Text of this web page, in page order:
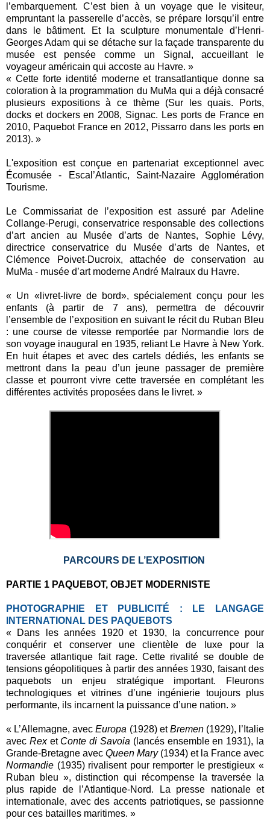
l’embarquement. C’est bien à un voyage que le visiteur,
empruntant la passerelle d’accès, se prépare lorsqu’il entre
dans le bâtiment. Et la sculpture monumentale d’Henri-
Georges Adam qui se détache sur la façade transparente du
musée est pensée comme un Signal, accueillant le
voyageur américain qui accoste au Havre. »
« Cette forte identité moderne et transatlantique donne sa
coloration à la programmation du MuMa qui a déjà consacré
plusieurs expositions à ce thème (Sur les quais. Ports,
docks et dockers en 2008, Signac. Les ports de France en
2010, Paquebot France en 2012, Pissarro dans les ports en
2013). »
L'exposition est conçue en partenariat exceptionnel avec
Écomusée - Escal’Atlantic, Saint-Nazaire Agglomération
Tourisme.
Le Commissariat de l’exposition est assuré par Adeline
Collange-Perugi, conservatrice responsable des collections
d’art ancien au Musée d’arts de Nantes, Sophie Lévy,
directrice conservatrice du Musée d’arts de Nantes, et
Clémence Poivet-Ducroix, attachée de conservation au
MuMa - musée d’art moderne André Malraux du Havre.
« Un «livret-livre de bord», spécialement conçu pour les
enfants (à partir de 7 ans), permettra de découvrir
l’ensemble de l’exposition en suivant le récit du Ruban Bleu
: une course de vitesse remportée par Normandie lors de
son voyage inaugural en 1935, reliant Le Havre à New York.
En huit étapes et avec des cartels dédiés, les enfants se
mettront dans la peau d’un jeune passager de première
classe et pourront vivre cette traversée en complétant les
différentes activités proposées dans le livret. »
PARCOURS DE L’EXPOSITION
PARTIE 1 PAQUEBOT, OBJET MODERNISTE
PHOTOGRAPHIE ET PUBLICITÉ : LE
LANGAGE
INTERNATIONAL DES PAQUEBOTS
« Dans les années 1920 et 1930, la concurrence pour
conquérir et conserver une clientèle de luxe pour la
traversée atlantique fait rage. Cette rivalité se double de
tensions géopolitiques à partir des années 1930, faisant des
paquebots un enjeu stratégique important. Fleurons
technologiques et vitrines d’une ingénierie toujours plus
performante, ils incarnent la puissance d’une nation. »
« L’Allemagne, avecEuropa (1928) etBremen (1929), l’Italie
avec Rexet Conte di Savoia (lancés ensemble en 1931), la
Grande-Bretagne avec Queen Mary(1934) et la France avec
Normandie (1935) rivalisent pour remporter le prestigieux «
Ruban bleu », distinction qui récompense la traversée la
plus rapide de l’Atlantique-Nord. La presse nationale et
internationale, avec des accents patriotiques, se passionne
pour ces batailles maritimes. »